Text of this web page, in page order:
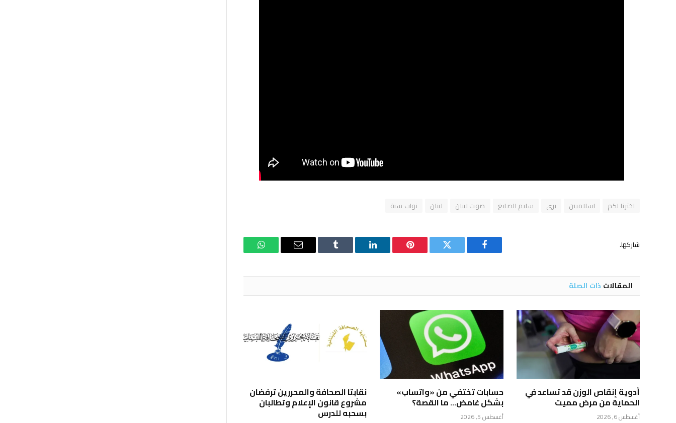
اخترنا لكم اسلاميين بري سليم الصايغ صوت لبنان لبنان نواب سنة
شاركها.
فيسبوك تويتر بينتيريستلينكدإن Tumblr
البريد
واتساب
المقالات ذات الصلة
أدوية إنقاص الوزن قد تساعد في
الحماية من مرض مميت
أغسطس 6, 2026
حسابات تختفي من «واتساب»
بشكل غامض… ما القصة؟
أغسطس 5, 2026
نقابتا الصحافة والمحررين ترفضان
مشروع قانون الإعلام وتطالبان
بسحبه للدرس